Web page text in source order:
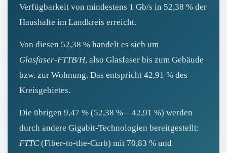
Verfügbarkeit von mindestens 1 Gb/s in 52,38 % der
Haushalte im Landkreis erreicht.
Von diesen 52,38 % handelt es sich um
Glasfaser‑FTTB/H, also Glasfaser bis zum Gebäude
bzw. zur Wohnung. Das entspricht 42,91 % des
Kreisgebietes.
Die übrigen 9,47 % (52,38 % – 42,91 %) werden
durch andere Gigabit-Technologien bereitgestellt:
FTTC(Fiber‑to‑the‑Curb) mit 70,83 % und